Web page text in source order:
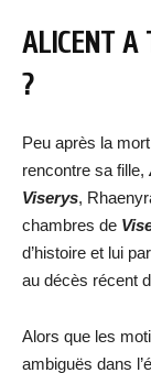
ALICENT A
?
Peu après la
rencontre sa fille,
Viserys,
chambres de
d’histoire et lui
au décès récent
Alors que les
ambiguës dans